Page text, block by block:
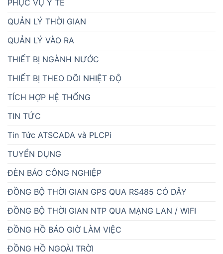
QUẢN LÝ THỜI GIAN
QUẢN LÝ VÀO RA
THIẾT BỊ NGÀNH NƯỚC
THIẾT BỊ THEO DÕI NHIỆT ĐỘ
TÍCH HỢP HỆ THỐNG
TIN TỨC
Tin Tức ATSCADA và PLCPi
TUYỂN DỤNG
ĐÈN BÁO CÔNG NGHIỆP
ĐỒNG BỘ THỜI GIAN GPS QUA RS485 CÓ DÂY
ĐỒNG BỘ THỜI GIAN NTP QUA MẠNG LAN / WIFI
ĐỒNG HỒ BÁO GIỜ LÀM VIỆC
ĐỒNG HỒ NGOÀI TRỜI